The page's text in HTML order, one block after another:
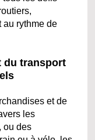
au rythme de
du transport
et de
les
ou des